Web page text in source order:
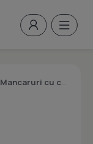
Mancaruri cu carne